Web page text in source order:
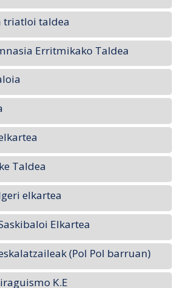
triatloi taldea
Erritmikako Taldea
Taldea
elkartea
Elkartea
(Pol Pol barruan)
K.E